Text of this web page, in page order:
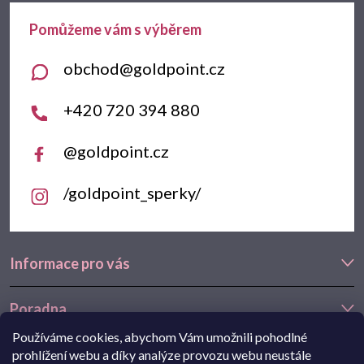
Používáme cookies, abychom Vám umožnili pohodlné
prohlížení webu a díky analýze provozu webu neustále
a
Informace pro vás
Poradna
Často hledáte
obchod@goldpoint.cz
+420 720 394 880
@goldpoint.cz
/goldpoint_sperky/